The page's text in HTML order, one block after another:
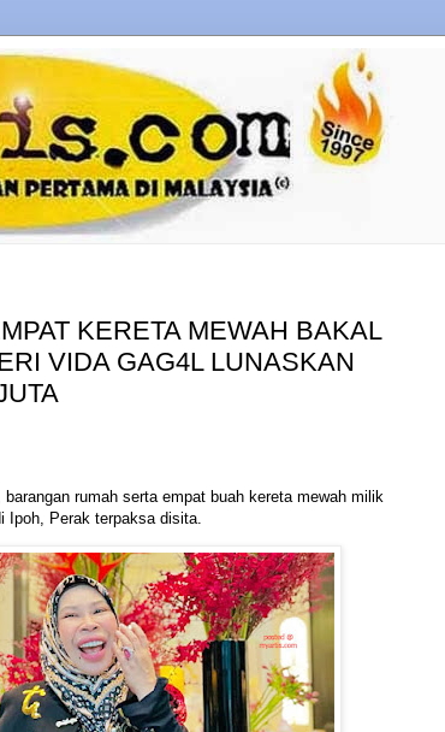
KERETA MEWAH BAKAL
VIDA GAG4L LUNASKAN
rumah serta empat buah kereta mewah milik
Ipoh, Perak terpaksa disita.